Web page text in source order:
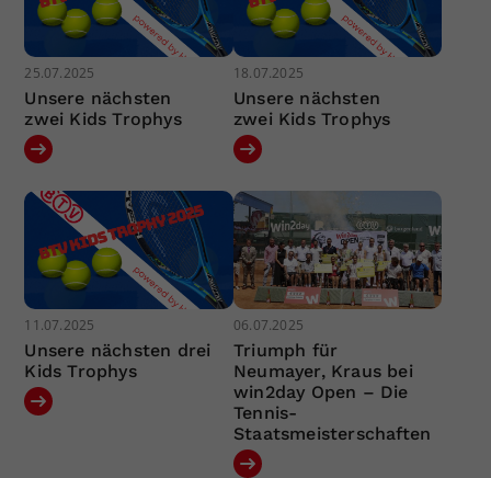
25.07.2025
Unsere nächsten
zwei Kids Trophys
18.07.2025
Unsere nächsten
zwei Kids Trophys
11.07.2025
Unsere nächsten drei
Kids Trophys
06.07.2025
Triumph für
Neumayer, Kraus bei
win2day Open – Die
Tennis-
Staatsmeisterschaften